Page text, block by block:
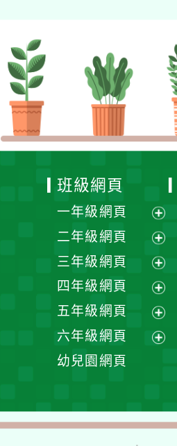
班級網頁
一年級網頁
展
開
選
單
二年級網頁
展
選
單
三年級網頁
展
選
單
四年級網頁
展
選
五年級網頁
展
六年級網頁
單
幼兒園網頁